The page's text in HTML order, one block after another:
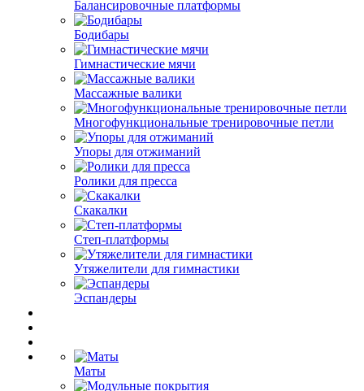
Балансировочные платформы
Бодибары
Гимнастические мячи
Массажные валики
Многофункциональные тренировочные петли
Упоры для отжиманий
Ролики для пресса
Скакалки
Степ-платформы
Утяжелители для гимнастики
Эспандеры
Маты